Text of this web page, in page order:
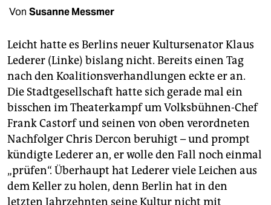
shop
fragen & hilfe
unterstützen
abo
genossenschaft
epaper login
Von Susanne Messmer
Leicht hatte es Berlins neuer Kultursenator Klaus
Lederer (Linke) bislang nicht. Bereits einen Tag
nach den Koalitionsverhandlungen eckte er an.
Die Stadtgesellschaft hatte sich gerade mal ein
bisschen im Theaterkampf um Volksbühnen-Chef
Frank Castorf und seinen von oben verordneten
Nachfolger Chris Dercon beruhigt – und prompt
kündigte Lederer an, er wolle den Fall noch einmal
„prüfen“. Überhaupt hat Lederer viele Leichen aus
dem Keller zu holen, denn Berlin hat in den
letzten Jahrzehnten seine Kultur nicht mit